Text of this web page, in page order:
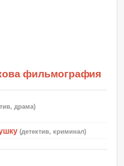
фильмография
драма)
(детектив, криминал)